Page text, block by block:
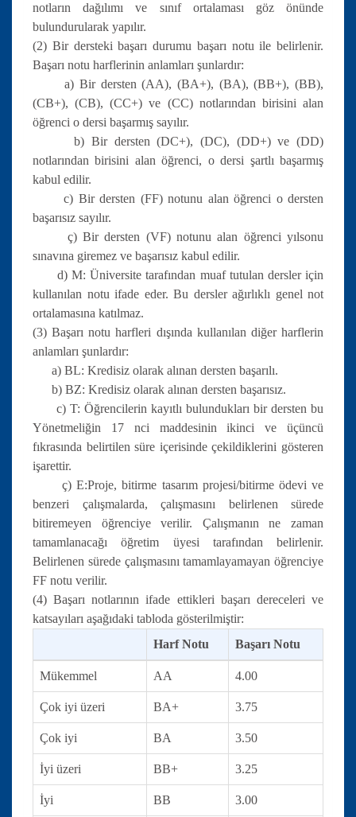
notların dağılımı ve sınıf ortalaması göz önünde
bulundurularak yapılır.
(2) Bir dersteki başarı durumu başarı notu ile belirlenir.
Başarı notu harflerinin anlamları şunlardır:
a) Bir dersten (AA), (BA+), (BA), (BB+), (BB),
(CB+), (CB), (CC+) ve (CC) notlarından birisini alan
öğrenci o dersi başarmış sayılır.
b) Bir dersten (DC+), (DC), (DD+) ve (DD)
notlarından birisini alan öğrenci, o dersi şartlı başarmış
kabul edilir.
c) Bir dersten (FF) notunu alan öğrenci o dersten
başarısız sayılır.
ç) Bir dersten (VF) notunu alan öğrenci yılsonu
sınavına giremez ve başarısız kabul edilir.
d) M: Üniversite tarafından muaf tutulan dersler için
kullanılan notu ifade eder. Bu dersler ağırlıklı genel not
ortalamasına katılmaz.
(3) Başarı notu harfleri dışında kullanılan diğer harflerin
anlamları şunlardır:
a) BL: Kredisiz olarak alınan dersten başarılı.
b) BZ: Kredisiz olarak alınan dersten başarısız.
c) T: Öğrencilerin kayıtlı bulundukları bir dersten bu
Yönetmeliğin 17 nci maddesinin ikinci ve üçüncü
fıkrasında belirtilen süre içerisinde çekildiklerini gösteren
işarettir.
ç) E:Proje, bitirme tasarım projesi/bitirme ödevi ve
benzeri çalışmalarda, çalışmasını belirlenen sürede
bitiremeyen öğrenciye verilir. Çalışmanın ne zaman
tamamlanacağı öğretim üyesi tarafından belirlenir.
Belirlenen sürede çalışmasını tamamlayamayan öğrenciye
FF notu verilir.
(4) Başarı notlarının ifade ettikleri başarı dereceleri ve
katsayıları aşağıdaki tabloda gösterilmiştir:
Harf Notu
Başarı Notu
Mükemmel AA 4.00
Çok iyi üzeri BA+ 3.75
Çok iyi BA 3.50
İyi üzeri BB+ 3.25
İyi BB 3.00